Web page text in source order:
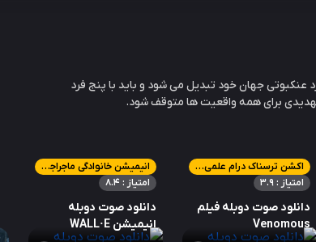
عنکبوتی جهان خود تبدیل می شود و باید با پنج فرد
تهدیدی برای همه واقعیت ها متوقف شود.
اکشن ترسناک درام علمی تخیلی هیجان انگیز
امتیاز : 3.9
دانلود صوت دوبله فیلم
Venomous
انیمیشن خانوادگی ماجراجویی
امتیاز : 8.4
دانلود صوت دوبله
انیمیشن WALL·E